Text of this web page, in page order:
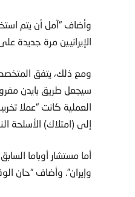
وأضاف “آمل أن يتم
الإيرانيين مرة جديدة
ومع ذلك، يتفق
سيجعل طريق بايدن
العملية كانت “عملا
إلى (امتلاك) الأسلحة
أما مستشار أوباما
وإيران”. وأضاف “حان